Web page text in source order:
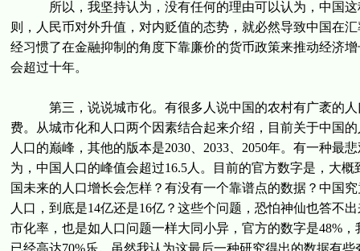
所以，我坚持认为，没有任何的理由可以认为，中国这
则，人民币对外升值，对内贬值的态势，就必然导致中国在
经习惯了在金融抑制的角度下靠廉价的货币政策来推动经济
会超过十年。
第三，说说城市化。有很多人说中国的农村有广袤的人
费。从城市化和人口两个因素结合起来介绍，目前关于中国
人口的巅峰，其他的版本是2030、2033、2050年。有一种
为，中国人口的峰值会超过16.5人。目前的官方数字是，大
国未来的人口增长会怎样？有没有一个靠谱点的数据？中国
人口，到底是14亿还是16亿？这些个问题，恐怕神仙也答不
市化率，也是如人口问题一样大同小异，官方的数字是48%
已经高达70%乐。虽然我认为这最后一种研究得出的数据有